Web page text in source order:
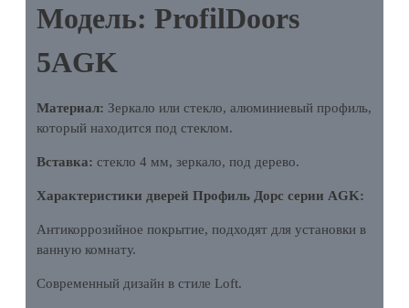
Модель: ProfilDoors
5AGK
Материал: Зеркало или стекло, алюминиевый профиль,
который находится под стеклом.
Вставка: стекло 4 мм, зеркало, под дерево.
Характеристики дверей Профиль Дорс серии AGK:
Антикоррозийное покрытие, подходят для установки в
ванную комнату.
Современный дизайн в стиле Loft.